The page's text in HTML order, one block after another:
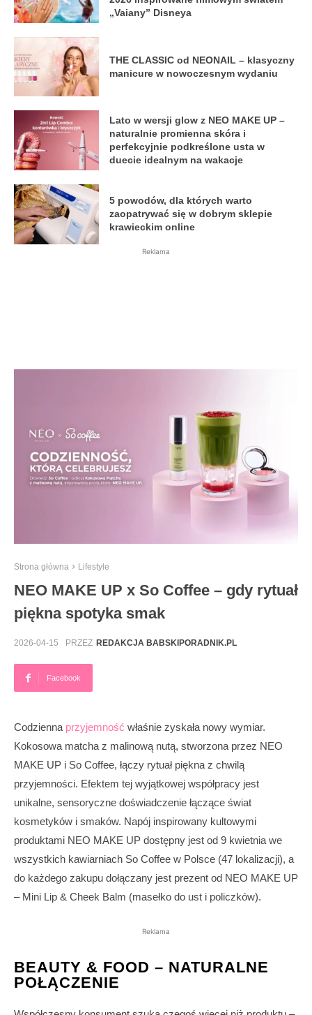
„Vaiany” Disneya
THE CLASSIC od NEONAIL – klasyczny
manicure w nowoczesnym wydaniu
Lato w wersji glow z NEO MAKE UP –
naturalnie promienna skóra i
perfekcyjnie podkreślone usta w
duecie idealnym na wakacje
5 powodów, dla których warto
zaopatrywać się w dobrym sklepie
krawieckim online
Reklama